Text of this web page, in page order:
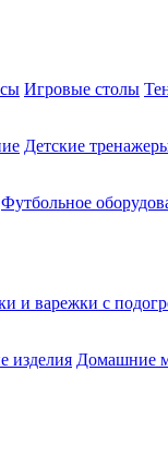
Игровые столы
Детские
Футбольное
и варежки с
изделия Домашние